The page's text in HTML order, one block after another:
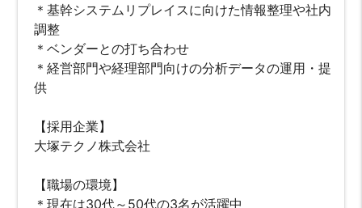
＊基幹システムリプレイスに向けた情報整理や社内
調整
＊ベンダーとの打ち合わせ
＊経営部門や経理部門向けの分析データの運用・提
供
【採用企業】
大塚テクノ株式会社
【職場の環境】
＊現在は30代～50代の3名が活躍中